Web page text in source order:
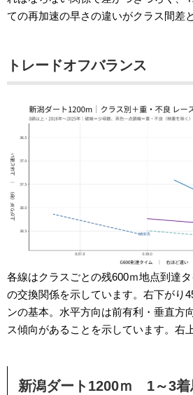
ての再加速の早さの違いがクラス間差
トレードオフバランス
各線はクラスごとの残600ｍ地点到達
の交換関係を示しています。右下がり
ンの基本。水平方向は前有利・垂直方
ス傾向があることを示しています。右
新潟ダート1200ｍ 1～3着